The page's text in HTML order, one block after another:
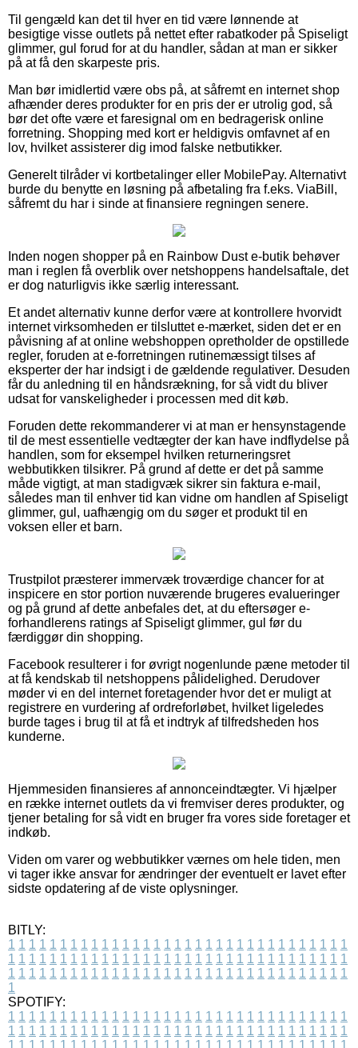
Til gengæld kan det til hver en tid være lønnende at
besigtige visse outlets på nettet efter rabatkoder på Spiseligt
glimmer, gul forud for at du handler, sådan at man er sikker
på at få den skarpeste pris.
Man bør imidlertid være obs på, at såfremt en internet shop
afhænder deres produkter for en pris der er utrolig god, så
bør det ofte være et faresignal om en bedragerisk online
forretning. Shopping med kort er heldigvis omfavnet af en
lov, hvilket assisterer dig imod falske netbutikker.
Generelt tilråder vi kortbetalinger eller MobilePay. Alternativt
burde du benytte en løsning på afbetaling fra f.eks. ViaBill,
såfremt du har i sinde at finansiere regningen senere.
Inden nogen shopper på en Rainbow Dust e-butik behøver
man i reglen få overblik over netshoppens handelsaftale, det
er dog naturligvis ikke særlig interessant.
Et andet alternativ kunne derfor være at kontrollere hvorvidt
internet virksomheden er tilsluttet e-mærket, siden det er en
påvisning af at online webshoppen opretholder de opstillede
regler, foruden at e-forretningen rutinemæssigt tilses af
eksperter der har indsigt i de gældende regulativer. Desuden
får du anledning til en håndsrækning, for så vidt du bliver
udsat for vanskeligheder i processen med dit køb.
Foruden dette rekommanderer vi at man er hensynstagende
til de mest essentielle vedtægter der kan have indflydelse på
handlen, som for eksempel hvilken returneringsret
webbutikken tilsikrer. På grund af dette er det på samme
måde vigtigt, at man stadigvæk sikrer sin faktura e-mail,
således man til enhver tid kan vidne om handlen af Spiseligt
glimmer, gul, uafhængig om du søger et produkt til en
voksen eller et barn.
Trustpilot præsterer immervæk troværdige chancer for at
inspicere en stor portion nuværende brugeres evalueringer
og på grund af dette anbefales det, at du eftersøger e-
forhandlerens ratings af Spiseligt glimmer, gul før du
færdiggør din shopping.
Facebook resulterer i for øvrigt nogenlunde pæne metoder til
at få kendskab til netshoppens pålidelighed. Derudover
møder vi en del internet foretagender hvor det er muligt at
registrere en vurdering af ordreforløbet, hvilket ligeledes
burde tages i brug til at få et indtryk af tilfredsheden hos
kunderne.
Hjemmesiden finansieres af annonceindtægter. Vi hjælper
en række internet outlets da vi fremviser deres produkter, og
tjener betaling for så vidt en bruger fra vores side foretager et
indkøb.
Viden om varer og webbutikker værnes om hele tiden, men
vi tager ikke ansvar for ændringer der eventuelt er lavet efter
sidste opdatering af de viste oplysninger.
BITLY:
1 1 1 1 1 1 1 1 1 1 1 1 1 1 1 1 1 1 1 1 1 1 1 1 1 1 1 1 1 1 1 1 1
1 1 1 1 1 1 1 1 1 1 1 1 1 1 1 1 1 1 1 1 1 1 1 1 1 1 1 1 1 1 1 1 1
1 1 1 1 1 1 1 1 1 1 1 1 1 1 1 1 1 1 1 1 1 1 1 1 1 1 1 1 1 1 1 1 1
1
SPOTIFY:
1 1 1 1 1 1 1 1 1 1 1 1 1 1 1 1 1 1 1 1 1 1 1 1 1 1 1 1 1 1 1 1 1
1 1 1 1 1 1 1 1 1 1 1 1 1 1 1 1 1 1 1 1 1 1 1 1 1 1 1 1 1 1 1 1 1
1 1 1 1 1 1 1 1 1 1 1 1 1 1 1 1 1 1 1 1 1 1 1 1 1 1 1 1 1 1 1 1 1